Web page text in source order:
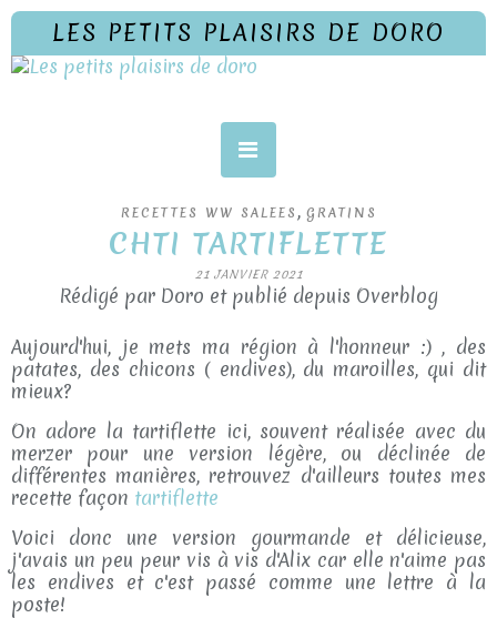
LES PETITS PLAISIRS DE DORO
RECETTES WW SALEES , GRATINS
CHTI TARTIFLETTE
21 JANVIER 2021
Rédigé par Doro et publié depuis Overblog
Aujourd'hui, je mets ma région à l'honneur :) , des
patates, des chicons ( endives), du maroilles, qui dit
mieux?
On adore la tartiflette ici, souvent réalisée avec du
merzer pour une version légère, ou déclinée de
différentes manières, retrouvez d'ailleurs toutes mes
recette façon tartiflette
Voici donc une version gourmande et délicieuse,
j'avais un peu peur vis à vis d'Alix car elle n'aime pas
les endives et c'est passé comme une lettre à la
poste!